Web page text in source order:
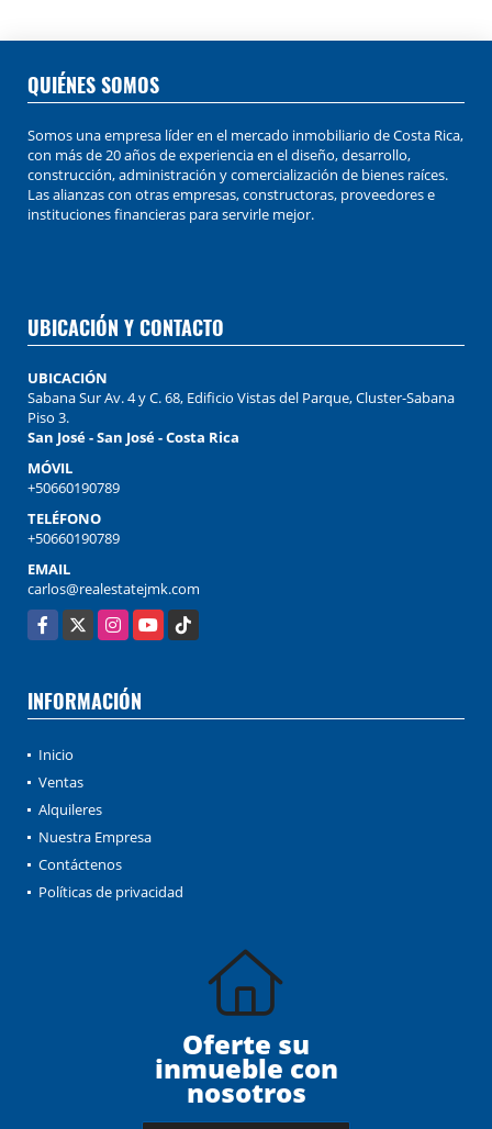
QUIÉNES SOMOS
Somos una empresa líder en el mercado inmobiliario de Costa Rica,
con más de 20 años de experiencia en el diseño, desarrollo,
construcción, administración y comercialización de bienes raíces.
Las alianzas con otras empresas, constructoras, proveedores e
instituciones financieras para servirle mejor.
UBICACIÓN Y CONTACTO
UBICACIÓN
Sabana Sur Av. 4 y C. 68, Edificio Vistas del Parque, Cluster-Sabana
Piso 3.
San José - San José - Costa Rica
MÓVIL
+50660190789
TELÉFONO
+50660190789
EMAIL
carlos@realestatejmk.com
Facebook
X InstagramYouTubeTikTok
INFORMACIÓN
Inicio
Ventas
Alquileres
Nuestra Empresa
Contáctenos
Políticas de privacidad
Oferte su
inmueble con
nosotros